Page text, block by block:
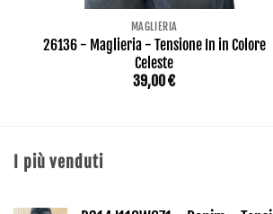
MAGLIERIA
26136 - Maglieria - Tensione In in Colore
Celeste
39,00€
I più venduti